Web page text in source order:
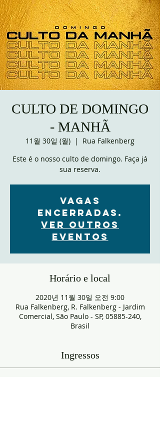
CULTO DE DOMINGO
- MANHÃ
11월 30일 (월)
  |
Rua Falkenberg
Este é o nosso culto de domingo. Faça já
sua reserva.
VAGAS
ENCERRADAS.
Ver outros
eventos
Horário e local
2020년 11월 30일 오전 9:00
Rua Falkenberg, R. Falkenberg - Jardim
Comercial, São Paulo - SP, 05885-240,
Brasil
Ingressos